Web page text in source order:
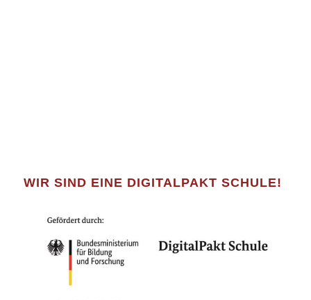
WIR SIND EINE DIGITALPAKT SCHULE!